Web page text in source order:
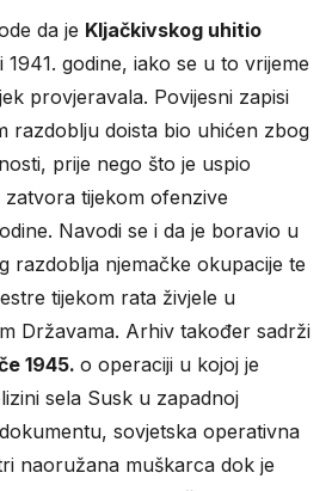
da je Kljačkivskog uhitio
1941. godine, iako se u to vrijeme
provjeravala. Povijesni zapisi
razdoblju doista bio uhićen zbog
prije nego što je uspio
tijekom ofenzive
Navodi se i da je boravio u
razdoblja njemačke okupacije te
tijekom rata živjele u
Državama. Arhiv također sadrži
1945. o operaciji u kojoj je
sela Susk u zapadnoj
sovjetska operativna
naoružana muškarca dok je